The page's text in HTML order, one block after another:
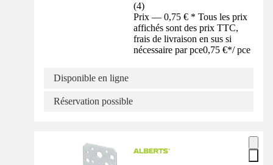
(4)
Prix — 0,75 € * Tous les prix
affichés sont des prix TTC,
frais de livraison en sus si
nécessaire par pce0,75 €*/ pce
Disponible en ligne
Réservation possible